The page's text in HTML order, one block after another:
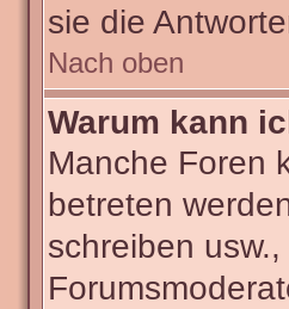
sie die
Nach oben
Warum kann
Manche Foren
betreten
schreiben